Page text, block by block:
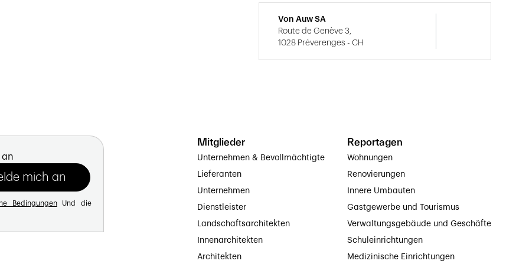
Von Auw SA
Route de Genève 3,
1028 Préverenges - CH
an
BedingungenUnd die
Mitglieder
Unternehmen & Bevollmächtigte
Lieferanten
Unternehmen
Dienstleister
Landschaftsarchitekten
Innenarchitekten
Architekten
Reportagen
Wohnungen
Renovierungen
Innere Umbauten
Gastgewerbe und Tourismus
Verwaltungsgebäude und Geschäfte
Schuleinrichtungen
Medizinische Einrichtungen